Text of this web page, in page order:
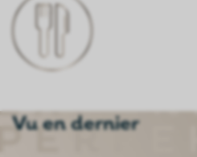
Gibier,
Vu en dernier